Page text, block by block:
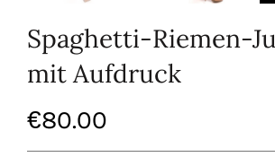
Spaghetti-Riemen-
mit Aufdruck
€80.00